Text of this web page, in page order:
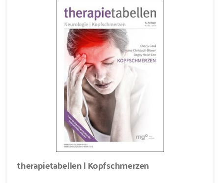
therapietabellen | Kopfschmerzen